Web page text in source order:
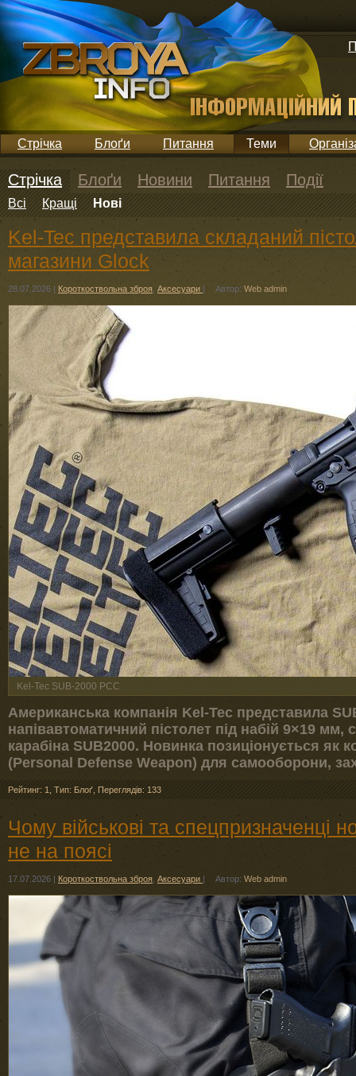
Стрічка Блоґи Питання Теми
Стрічка Блоґи Новини Питання Події
Всі Кращі Нові
Kel-Tec представила складаний
магазини Glock
28.07.2026 | Короткоствольна зброя Аксесуари | Автор: Web admin
Kel-Tec SUB-2000 PCC
Американська компанія Kel-Tec представила
напівавтоматичний пістолет під набій 9×19 мм,
карабіна SUB2000. Новинка позиціонується як
(Personal Defense Weapon) для самооборони,
Рейтинг: 1 Тип: Блоґ Переглядів: 133
Чому військові та спецпризначенці
не на поясі
17.07.2026 | Короткоствольна зброя Аксесуари | Автор: Web admin